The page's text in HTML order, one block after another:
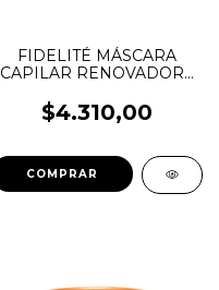
FIDELITÉ MÁSCARA
CAPILAR RENOVADORA
$4.310,00
COMPRAR